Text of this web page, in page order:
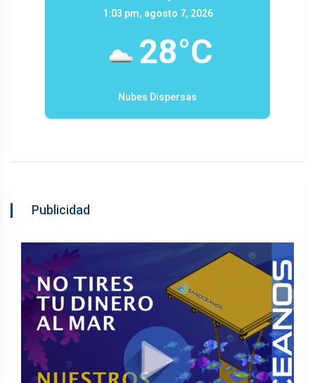
1:03 pm, agosto 7, 2026
28°C
Nubes Dispersas
Publicidad